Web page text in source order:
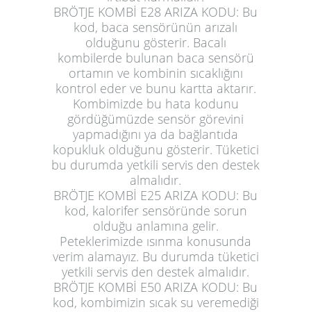
BRÖTJE KOMBİ E28 ARIZA KODU: Bu
kod, baca sensörünün arızalı
olduğunu gösterir. Bacalı
kombilerde bulunan baca sensörü
ortamın ve kombinin sıcaklığını
kontrol eder ve bunu kartta aktarır.
Kombimizde bu hata kodunu
gördüğümüzde sensör görevini
yapmadığını ya da bağlantıda
kopukluk olduğunu gösterir. Tüketici
bu durumda yetkili servis den destek
almalıdır.
BRÖTJE KOMBİ E25 ARIZA KODU: Bu
kod, kalorifer sensöründe sorun
olduğu anlamına gelir.
Peteklerimizde ısınma konusunda
verim alamayız. Bu durumda tüketici
yetkili servis den destek almalıdır.
BRÖTJE KOMBİ E50 ARIZA KODU: Bu
kod, kombimizin sıcak su veremediği